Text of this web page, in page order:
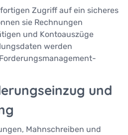
Zugriff auf ein sicheres
sie Rechnungen
und Kontoauszüge
werden
und
Mahnschreiben und